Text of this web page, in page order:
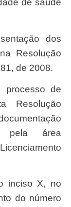
de saúde
dos
Resolução
de 2008.
processo de
Resolução
pela área
inciso X, no
do número